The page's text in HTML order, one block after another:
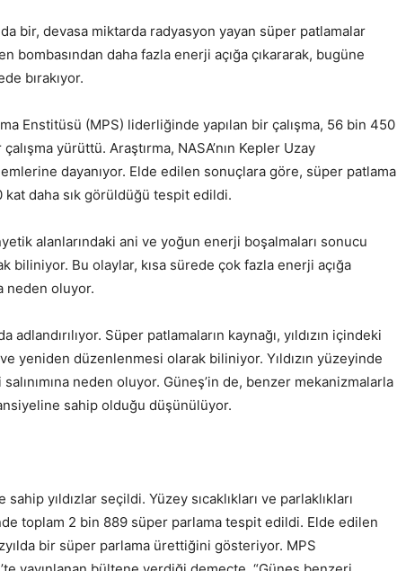
bir, devasa miktarda radyasyon yayan süper patlamalar
daha fazla enerji açığa çıkararak, bugüne
bırakıyor.
Enstitüsü (MPS) liderliğinde yapılan bir çalışma, 56 bin 450
yürüttü. Araştırma, NASA’nın Kepler Uzay
dayanıyor. Elde edilen sonuçlara göre, süper patlama
kat daha sık görüldüğü tespit edildi.
alanlarındaki ani ve yoğun enerji boşalmaları sonucu
biliniyor. Bu olaylar, kısa sürede çok fazla enerji açığa
neden oluyor.
Süper patlamaların kaynağı, yıldızın içindeki
yeniden düzenlenmesi olarak biliniyor. Yıldızın yüzeyinde
neden oluyor. Güneş’in de, benzer mekanizmalarla
sahip olduğu düşünülüyor.
yıldızlar seçildi. Yüzey sıcaklıkları ve parlaklıkları
toplam 2 bin 889 süper parlama tespit edildi. Elde edilen
bir süper parlama ürettiğini gösteriyor. MPS